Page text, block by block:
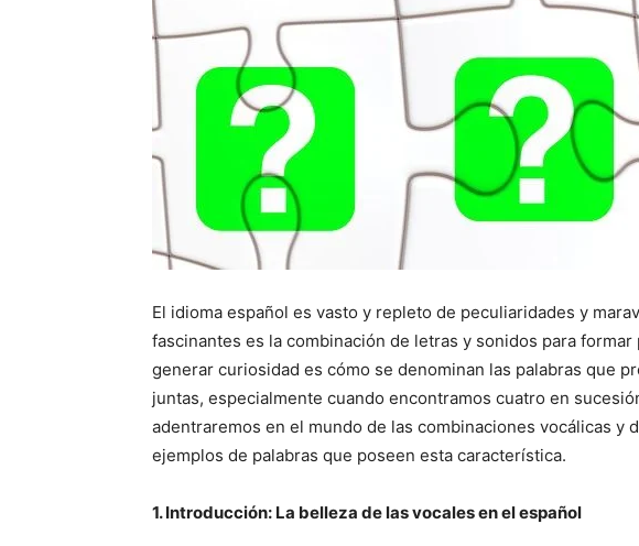
El idioma español es vasto y repleto de peculiaridades y
fascinantes es la combinación de letras y sonidos para
generar curiosidad es cómo se denominan las palabras que
juntas, especialmente cuando encontramos cuatro en
adentraremos en el mundo de las combinaciones vocálicas y
ejemplos de palabras que poseen esta característica.
1. Introducción: La belleza de las vocales en el español